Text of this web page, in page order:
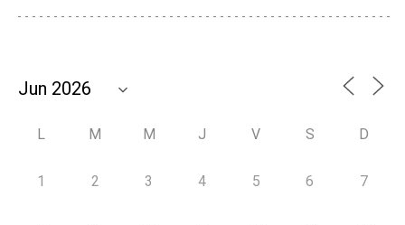
L M M J V S D
1 2 3 4 5 6 7